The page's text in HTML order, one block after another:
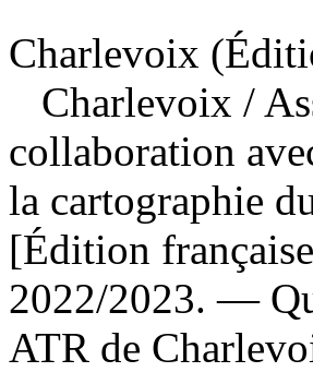
Charlevoix
Charlevoix /
collaboration
la cartographie
[Édition
2022/2023. —
ATR de